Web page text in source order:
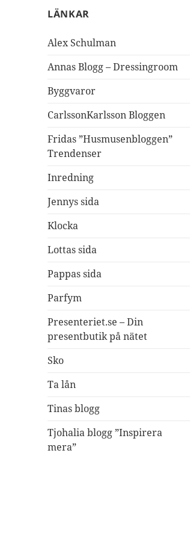
LÄNKAR
Alex Schulman
Annas Blogg – Dressingroom
Byggvaror
CarlssonKarlsson Bloggen
Fridas ”Husmusenbloggen”
Trendenser
Inredning
Jennys sida
Klocka
Lottas sida
Pappas sida
Parfym
Presenteriet.se – Din
presentbutik på nätet
Sko
Ta lån
Tinas blogg
Tjohalia blogg ”Inspirera
mera”